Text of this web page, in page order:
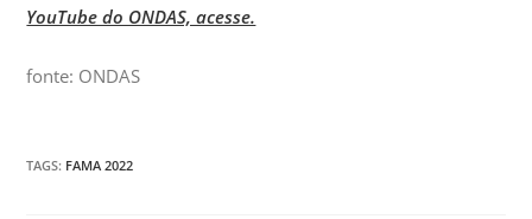
YouTube do ONDAS, acesse.
fonte: ONDAS
TAGS: FAMA 2022